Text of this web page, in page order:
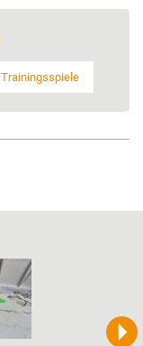
Trainingsspiele